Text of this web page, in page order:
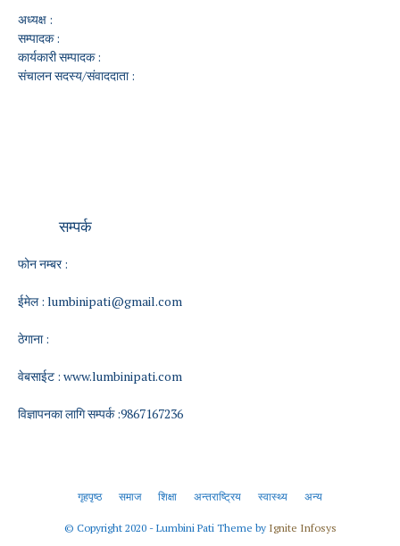
अध्यक्ष :
सम्पादक :
कार्यकारी सम्पादक :
संचालन सदस्य/संवाददाता :
सम्पर्क
फोन नम्बर :
ईमेल : lumbinipati@gmail.com
ठेगाना :
वेबसाईट : www.lumbinipati.com
विज्ञापनका लागि सम्पर्क :9867167236
गृहपृष्ठ समाज शिक्षा अन्तराष्ट्रिय स्वास्थ्य अन्य
© Copyright 2020 - Lumbini Pati Theme by Ignite Infosys